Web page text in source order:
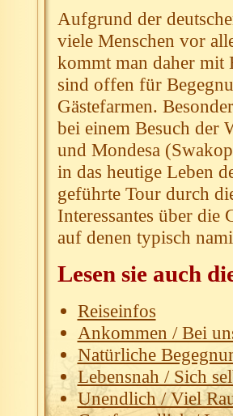
Aufgrund der
viele Menschen vor
kommt man daher mit
sind offen für
Gästefarmen.
bei einem Besuch der
und Mondesa
in das heutige Leben
geführte Tour durch
Interessantes über die
auf denen typisch
Lesen sie auch
Reiseinfos
Ankommen / Bei
Natürliche
Lebensnah / Sich
Unendlich / Viel